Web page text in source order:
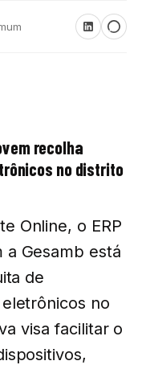
recolha
no distrito
Online, o ERP
Gesamb está
de
no
visa facilitar o